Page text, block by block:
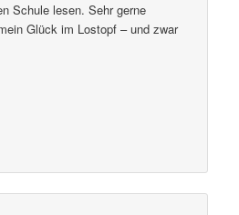
Schule lesen. Sehr gerne
Glück im Lostopf – und zwar